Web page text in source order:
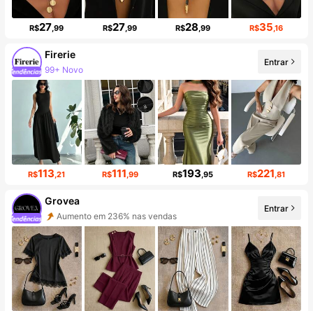
R$27,99 R$27,99 R$28,99 R$35,16
Firerie
99+ Novo
Aumento de seguidores em 22%
Entrar
R$113,21 R$111,99 R$193,95 R$221,81
Grovea
Aumento em 236% nas vendas
Aumento de seguidores em 869%
Entrar